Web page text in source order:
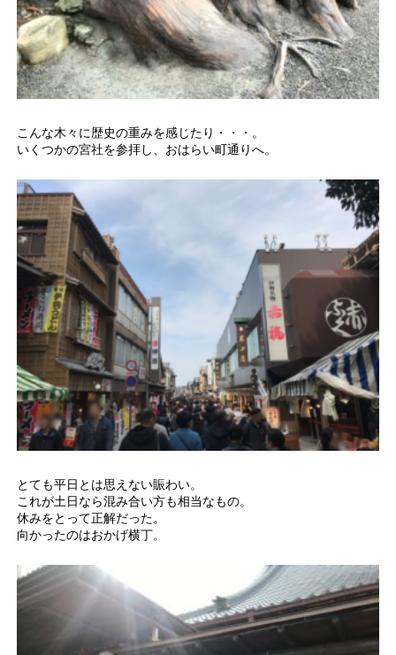
こんな木々に歴史の重みを感じたり・・・。
いくつかの宮社を参拝し、おはらい町通りへ。
とても平日とは思えない賑わい。
これが土日なら混み合い方も相当なもの。
休みをとって正解だった。
向かったのはおかげ横丁。